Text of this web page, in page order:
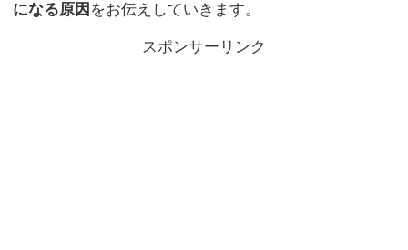
になる原因 をお伝えしていきます。
スポンサーリンク